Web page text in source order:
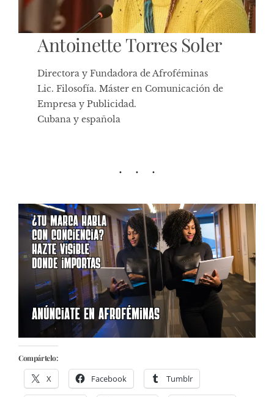
Antoinette Torres Soler
Directora y Fundadora de Afroféminas
Lic. Filosofía. Máster en Comunicación de
Empresa y Publicidad.
Cubana y española
Compártelo:
X Facebook Tumblr